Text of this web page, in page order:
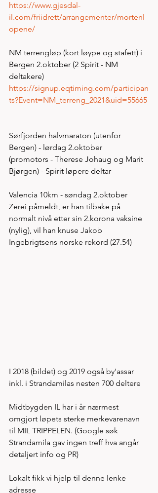
https://www.gjesdal-
il.com/friidrett/arrangementer/mortenl
opene/
NM terrengløp (kort løype og stafett) i
Bergen 2.oktober (2 Spirit - NM
deltakere)
https://signup.eqtiming.com/participan
ts?Event=NM_terreng_2021&uid=55665
Sørfjorden halvmaraton (utenfor
Bergen) - lørdag 2.oktober
(promotors - Therese Johaug og Marit
Bjørgen) - Spirit løpere deltar
Valencia 10km - søndag 2.oktober
Zerei påmeldt, er han tilbake på
normalt nivå etter sin 2.korona vaksine
(nylig), vil han knuse Jakob
Ingebrigtsens norske rekord (27.54)
I 2018 (bildet) og 2019 også by'assar
inkl. i Strandamilas nesten 700 deltere
Midtbygden IL har i år nærmest
omgjort løpets sterke merkevarenavn
til MIL TRIPPELEN. (Google søk
Strandamila gav ingen treff hva angår
detaljert info og PR)
Lokalt fikk vi hjelp til denne lenke
adresse